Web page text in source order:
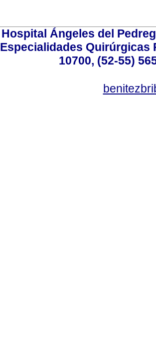
Hospital Ángeles del
Especialidades Quirúrgicas
10700, (52-55)